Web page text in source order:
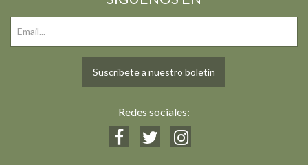
Suscríbete a nuestro boletín
Redes sociales: